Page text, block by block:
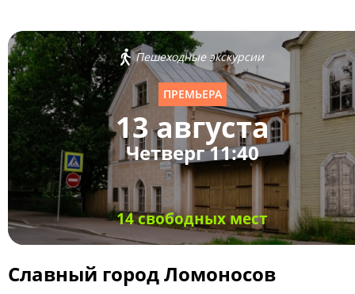
Пешеходные экскурсии
ПРЕМЬЕРА
13 августа
Четверг 11:40
14 свободных мест
Славный город Ломоносов